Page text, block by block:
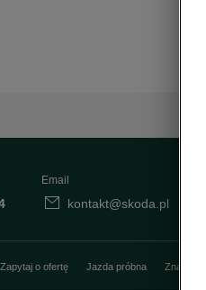
Email
kontakt@skoda.pl
Zapytaj o ofertę Jazda próbna Znajdź